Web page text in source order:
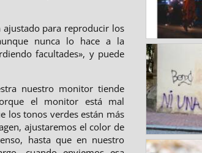
para reproducir los
nunca lo hace a la
facultades», y puede
nuestro monitor tiende
el monitor está mal
los tonos verdes están más
ajustaremos el color de
hasta que en nuestro